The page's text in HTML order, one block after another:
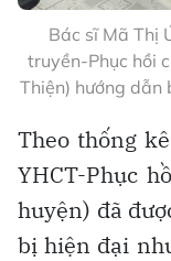
Bác sĩ Mã Thị
truyền-Phục hồi
Thiện) hướng
Theo thống
YHCT-Phục
huyện) đã
bị hiện đại